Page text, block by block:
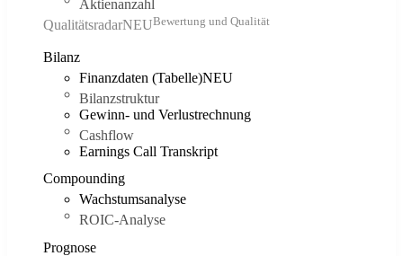
Aktienanzahl
QualitätsradarNEUBewertung und Qualität
Bilanz
Finanzdaten (Tabelle)NEU
Bilanzstruktur
Gewinn- und Verlustrechnung
Cashflow
Earnings Call Transkript
Compounding
Wachstumsanalyse
ROIC-Analyse
Prognose